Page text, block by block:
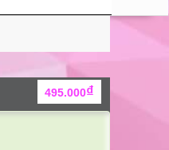
495.000₫